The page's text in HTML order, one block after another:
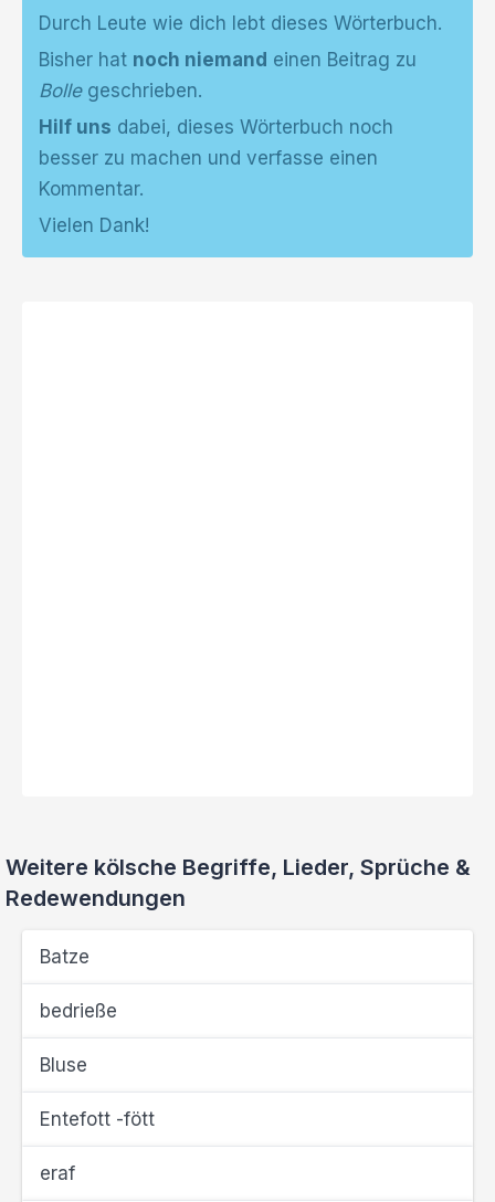
Durch Leute wie dich lebt dieses Wörterbuch.
Bisher hat noch niemand einen Beitrag zu
Bollegeschrieben.
Hilf uns dabei, dieses Wörterbuch noch
besser zu machen und verfasse einen
Kommentar.
Vielen Dank!
Weitere kölsche Begriffe, Lieder, Sprüche &
Redewendungen
Batze
bedrieße
Bluse
Entefott -fött
eraf